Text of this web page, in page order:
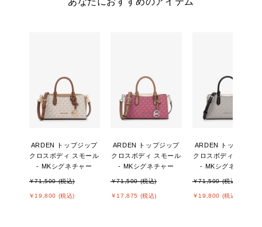
ARDEN トップジップ
クロスボディ スモール
- MKシグネチャー
￥71,500 (税込)
￥19,800 (税込)
ARDEN トップジップ
クロスボディ スモール
- MKシグネチャー
￥71,500 (税込)
￥17,875 (税込)
ARDEN トップジップ
クロスボディ スモー
- MKシグネチャー
￥71,500 (税込)
￥19,800 (税込)